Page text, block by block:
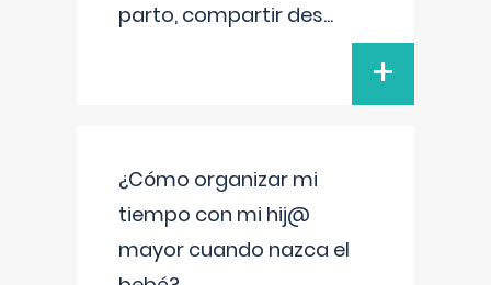
parto, compartir des...
+
¿Cómo organizar mi
tiempo con mi hij@
mayor cuando nazca el